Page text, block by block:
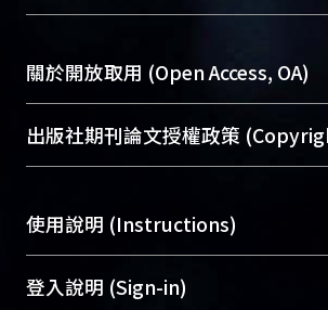
成果。
To permanently archive and
profiles and scholarly works,
services of “NTU Repository”
醫學圖書館學科館員(Medical
Sciences Library)
關於開放取用 (Open Access, OA)
開放取用是從使用者角度提升資訊
動，應用在學術研究上是透過將研
用逐年攀升。同時可加速研究發展
Archive）平台。 （點選深入了解OA
出版社期刊論文授權政策
含部分內容的版權非匯入者所
助與合作完成，請確認該版權
意提供此授權。
使用說明 (Instructions)
網站簡介(Quickstart Guide)
登入說明 (Sign-in)